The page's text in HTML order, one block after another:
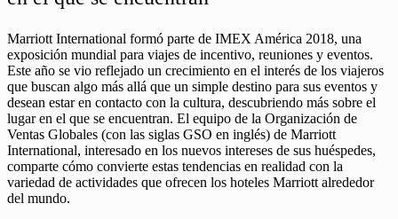
Marriott International formó parte de IMEX América 2018, una
exposición mundial para viajes de incentivo, reuniones y eventos.
Este año se vio reflejado un crecimiento en el interés de los viajeros
que buscan algo más allá que un simple destino para sus eventos y
desean estar en contacto con la cultura, descubriendo más sobre el
lugar en el que se encuentran. El equipo de la Organización de
Ventas Globales (con las siglas GSO en inglés) de Marriott
International, interesado en los nuevos intereses de sus huéspedes,
comparte cómo convierte estas tendencias en realidad con la
variedad de actividades que ofrecen los hoteles Marriott alrededor
del mundo.